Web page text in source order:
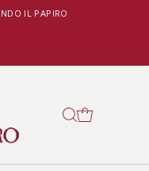
IL PAPIRO